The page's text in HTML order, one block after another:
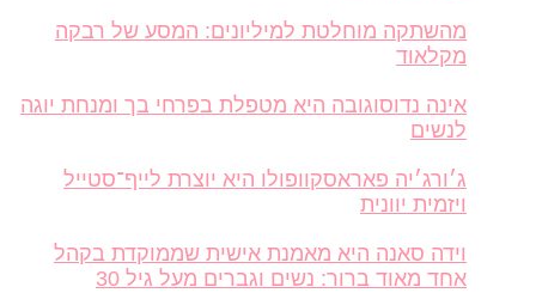
מהשתקה מוחלטת למיליונים: המסע של רבקה
מקלאוד
אינה נדוסוגובה היא מטפלת בפרחי בך ומנחת יוגה
לנשים
ג׳ורג׳יה פאראסקוופולו היא יוצרת לייף־סטייל
ויזמית יוונית
וידה סאנה היא מאמנת אישית שממוקדת בקהל
אחד מאוד ברור: נשים וגברים מעל גיל 30